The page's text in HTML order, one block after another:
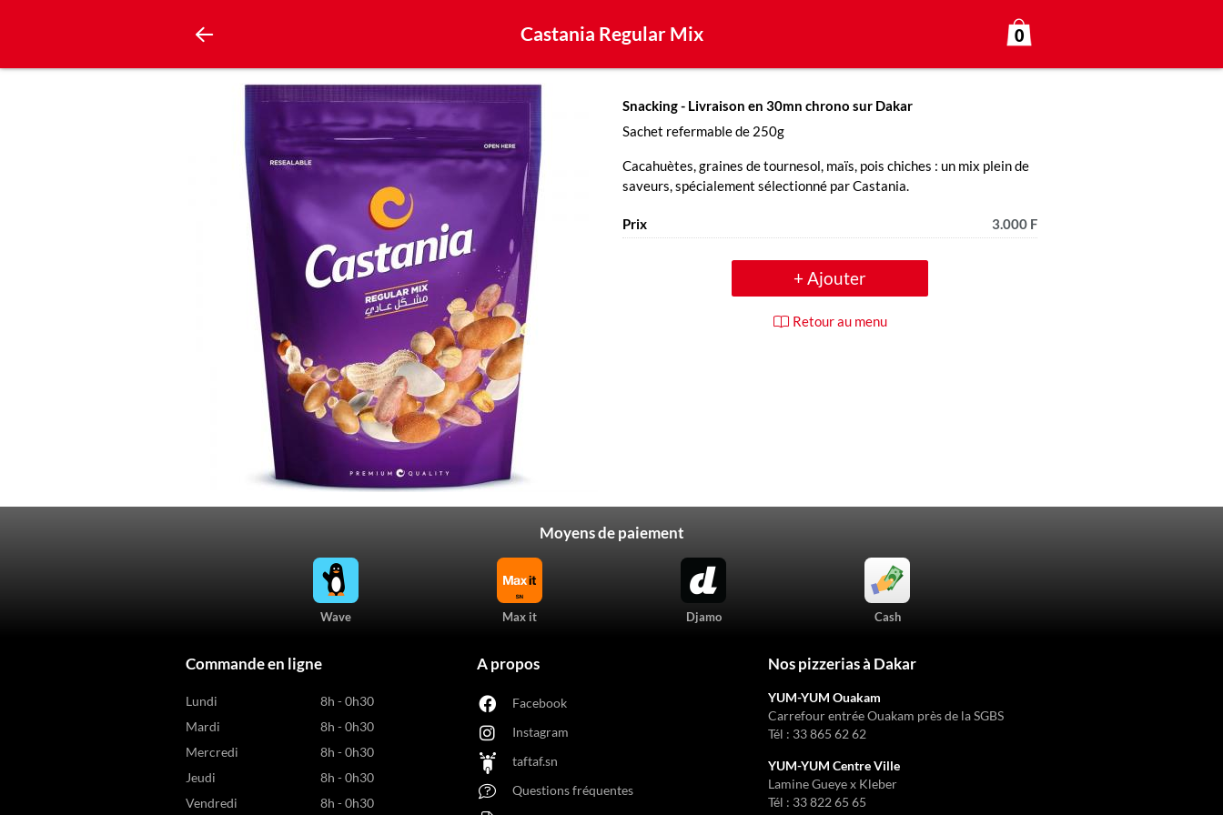
Castania Regular Mix 0
Snacking- Livraison en 30mn chrono sur Dakar
Sachet refermable de 250g
Cacahuètes, graines de tournesol, maïs, pois chiches : un mix plein de
saveurs, spécialement sélectionné par Castania.
Prix 3.000 F
+ Ajouter
Retour au menu
Moyens de paiement
Wave Max it Djamo Cash
Commande en ligne
Lundi
8h - 0h30
Mardi
8h - 0h30
Mercredi
8h - 0h30
Jeudi
8h - 0h30
Vendredi
8h - 0h30
A propos
Facebook
Instagram
taftaf.sn
Questions fréquentes
Nos pizzerias à Dakar
YUM-YUM Ouakam
Carrefour entrée Ouakam près de la SGBS
Tél : 33 865 62 62
YUM-YUM Centre Ville
Lamine Gueye x Kleber
Tél : 33 822 65 65